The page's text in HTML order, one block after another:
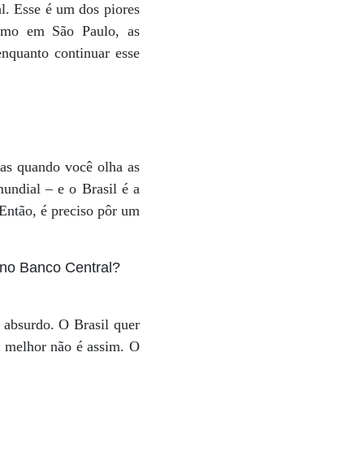
Esse é um dos piores
em São Paulo, as
continuar esse
quando você olha as
– e o Brasil é a
é preciso pôr um
Banco Central?
O Brasil quer
não é assim. O